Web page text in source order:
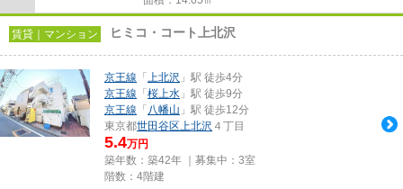
賃貸｜マンション ヒミコ・コート上北沢
京王線 「 上北沢 」駅 徒歩4分
京王線 「 桜上水 」駅 徒歩9分
京王線 「 八幡山 」駅 徒歩12分
東京都世田谷区上北沢 ４丁目
5.4万円
築年数：築42年 ｜募集中： 3室
階数：4階建